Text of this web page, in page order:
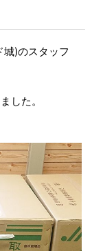
)のスタッフ
した。